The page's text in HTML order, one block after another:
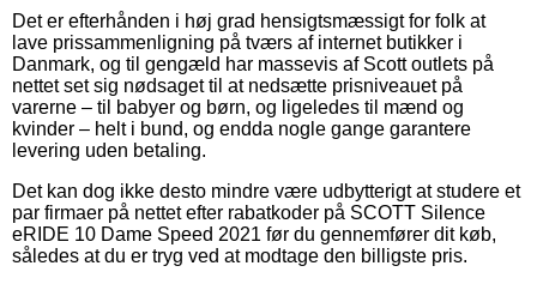
Det er efterhånden i høj grad hensigtsmæssigt for folk at
lave prissammenligning på tværs af internet butikker i
Danmark, og til gengæld har massevis af Scott outlets på
nettet set sig nødsaget til at nedsætte prisniveauet på
varerne – til babyer og børn, og ligeledes til mænd og
kvinder – helt i bund, og endda nogle gange garantere
levering uden betaling.
Det kan dog ikke desto mindre være udbytterigt at studere et
par firmaer på nettet efter rabatkoder på SCOTT Silence
eRIDE 10 Dame Speed 2021 før du gennemfører dit køb,
således at du er tryg ved at modtage den billigste pris.